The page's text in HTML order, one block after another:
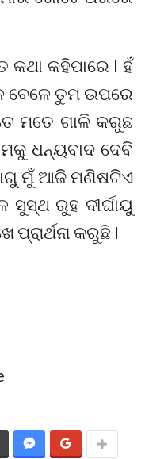
କହିପାରେ I ହଁ
ବେଳେ ତୁମ ଉପରେ
ମତେ ଗାଳି କରୁଛ
ଧନ୍ୟବାଦ ଦେବି
ମୁଁ ଆଜି ମଣିଷଟିଏ
ରୁହ ଦୀର୍ଘାୟୁ
ପ୍ରାର୍ଥନା କରୁଛି I